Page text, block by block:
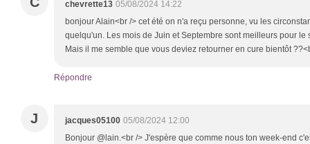
chevrette13 05/08/2024 14:22
bonjour Alain<br /> cet été on n'a reçu personne, vu les
quelqu'un. Les mois de Juin et Septembre sont meilleurs pour
Mais il me semble que vous deviez retourner en cure bientôt
Répondre
J jacques05100 05/08/2024 12:00
Bonjour @lain.<br /> J'espère que comme nous ton week-end